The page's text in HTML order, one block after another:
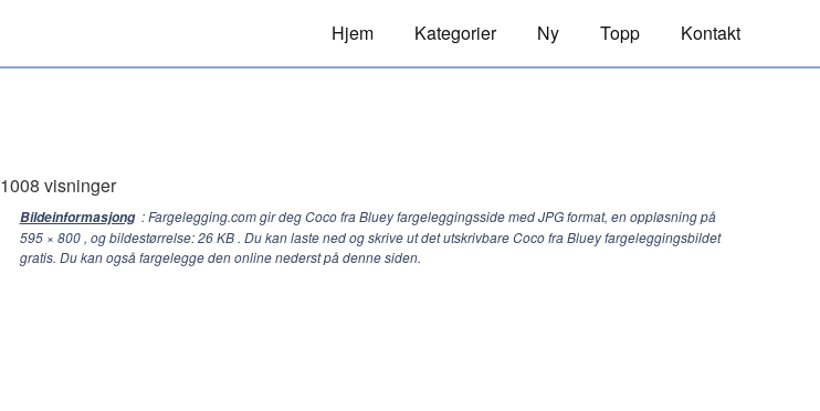
Hjem Kategorier Ny Topp Kontakt
1008 visninger
Bildeinformasjong : Fargelegging.com gir deg Coco fra Bluey fargeleggingsside med JPG format, en oppløsning på
595 × 800, og bildestørrelse: 26 KB . Du kan laste ned og skrive ut det utskrivbare Coco fra Bluey fargeleggingsbildet
gratis. Du kan også fargelegge den online nederst på denne siden.